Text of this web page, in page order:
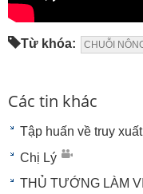
Từ khóa: CHUỖI
Các tin khác
Tập huấn về truy
Chị Lý
THỦ TƯỚNG LÀM